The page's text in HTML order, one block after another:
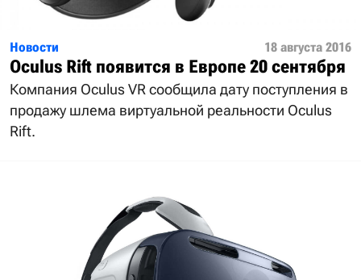
Новости 18 августа 2016
Oculus Rift появится в Европе 20 сентября
Компания Oculus VR сообщила дату поступления в
продажу шлема виртуальной реальности Oculus
Rift.